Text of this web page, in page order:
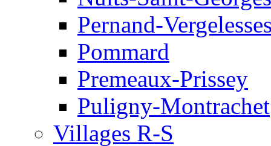
Pernand-
Pommard
Premeaux-Prissey
Puligny-Montrachet
Villages R-S